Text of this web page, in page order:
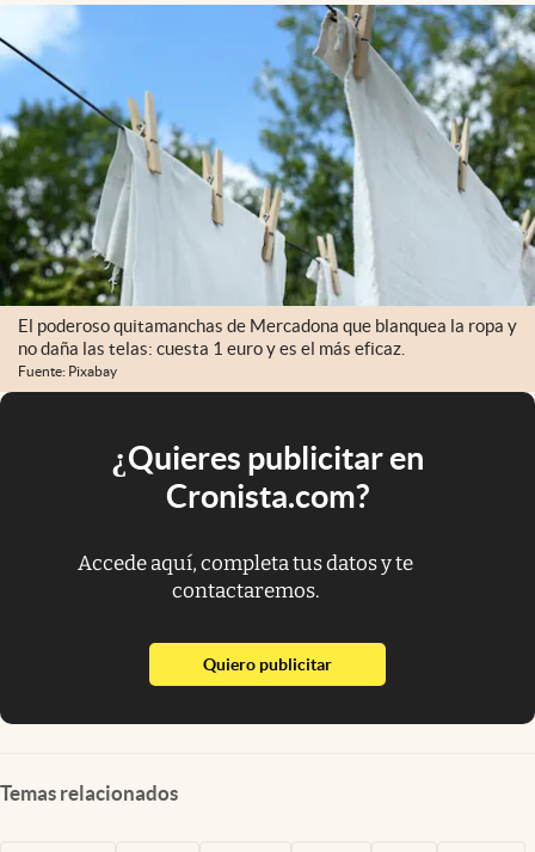
El poderoso quitamanchas de Mercadona que blanquea la ropa y
no daña las telas: cuesta 1 euro y es el más eficaz.
Fuente: Pixabay
¿Quieres publicitar en
Cronista.com?
Accede aquí, completa tus datos y te
contactaremos.
Quiero publicitarabre en nueva pestaña
Temas relacionados